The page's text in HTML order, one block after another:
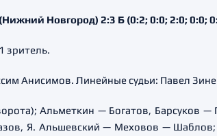
Новгород) 2:3 Б (0:2; 0:0; 2:0; 0:0;
зритель.
Анисимов. Линейные судьи: Павел
Альметкин — Богатов, Барсуков
Я. Альшевский — Меховов —